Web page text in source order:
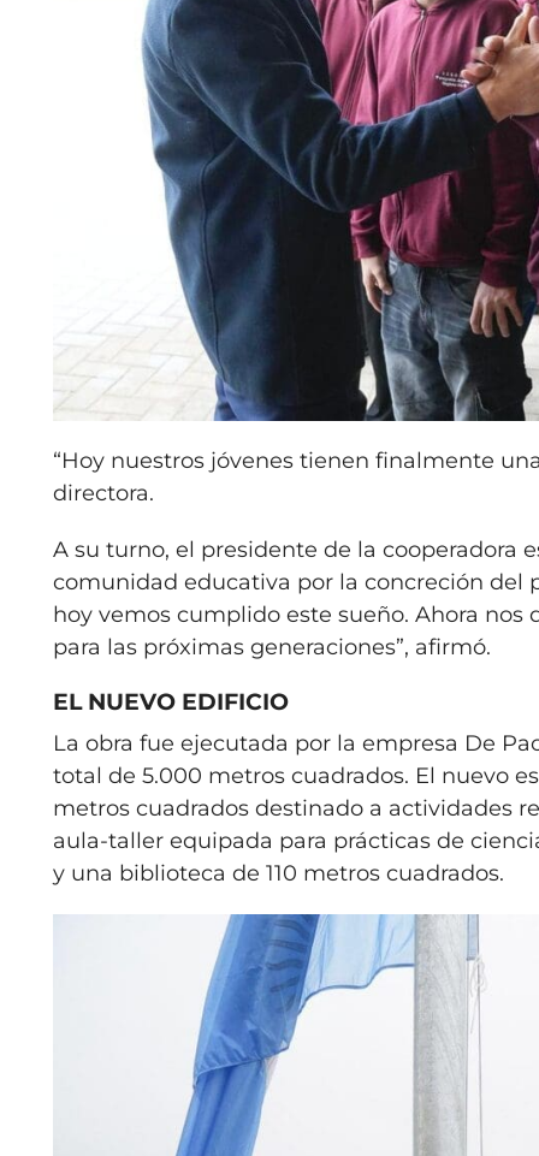
“Hoy nuestros jóvenes tienen finalmente
directora.
A su turno, el presidente de la cooperadora
comunidad educativa por la concreción del
hoy vemos cumplido este sueño. Ahora
para las próximas generaciones”, afirmó.
EL NUEVO EDIFICIO
La obra fue ejecutada por la empresa De
total de 5.000 metros cuadrados. El nuevo
metros cuadrados destinado a actividades
aula-taller equipada para prácticas de
y una biblioteca de 110 metros cuadrados.